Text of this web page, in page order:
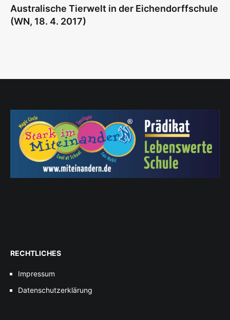
Australische Tierwelt in der Eichendorffschule
(WN, 18. 4. 2017)
RECHTLICHES
Impressum
Datenschutzerklärung